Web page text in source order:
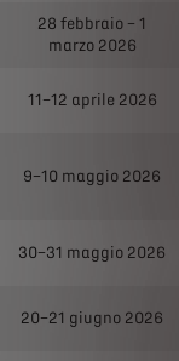
28 febbraio – 1
marzo 2026
11–12 aprile 2026
9–10 maggio 2026
30–31 maggio 2026
20–21 giugno 2026